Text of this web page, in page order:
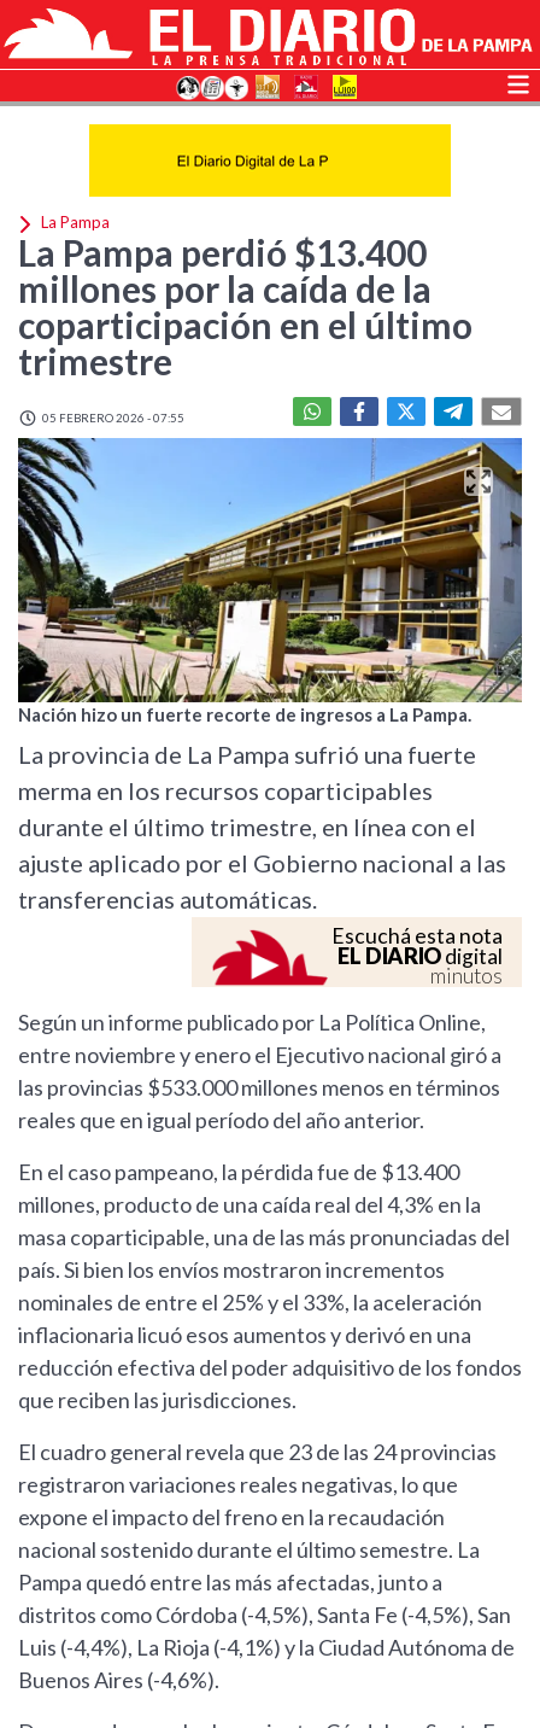
La Pampa
La Pampa perdió $13.400
millones por la caída de la
coparticipación en el último
trimestre
05 FEBRERO 2026 - 07:55
Nación hizo un fuerte recorte de ingresos a La Pampa.
La provincia de La Pampa sufrió una fuerte
merma en los recursos coparticipables
durante el último trimestre, en línea con el
ajuste aplicado por el Gobierno nacional a las
transferencias automáticas.
Escuchá esta nota
EL DIARIOdigital
minutos
Según un informe publicado por La Política Online,
entre noviembre y enero el Ejecutivo nacional giró a
las provincias $533.000 millones menos en términos
reales que en igual período del año anterior.
En el caso pampeano, la pérdida fue de $13.400
millones, producto de una caída real del 4,3% en la
masa coparticipable, una de las más pronunciadas del
país. Si bien los envíos mostraron incrementos
nominales de entre el 25% y el 33%, la aceleración
inflacionaria licuó esos aumentos y derivó en una
reducción efectiva del poder adquisitivo de los fondos
que reciben las jurisdicciones.
El cuadro general revela que 23 de las 24 provincias
registraron variaciones reales negativas, lo que
expone el impacto del freno en la recaudación
nacional sostenido durante el último semestre. La
Pampa quedó entre las más afectadas, junto a
distritos como Córdoba (-4,5%), Santa Fe (-4,5%), San
Luis (-4,4%), La Rioja (-4,1%) y la Ciudad Autónoma de
Buenos Aires (-4,6%).